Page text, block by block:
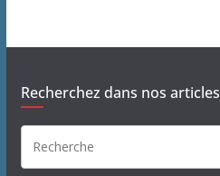
Recherchez dans nos articles